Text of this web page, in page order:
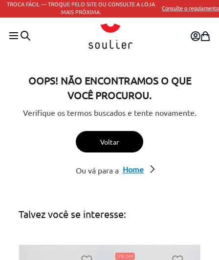
TROCA FÁCIL — TROQUE PELO SITE OU CONSULTE A LOJA
MAIS PRÓXIMA.
Consulte o regulamento
OOPS! NÃO ENCONTRAMOS O QUE
VOCÊ PROCUROU.
Verifique os termos buscados e tente novamente.
Voltar
Ou vá para a Home
Talvez você se interesse:
17%